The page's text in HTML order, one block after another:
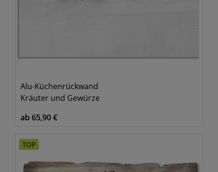
Alu-Küchenrückwand
Kräuter und Gewürze
ab 65,90 €
TOP